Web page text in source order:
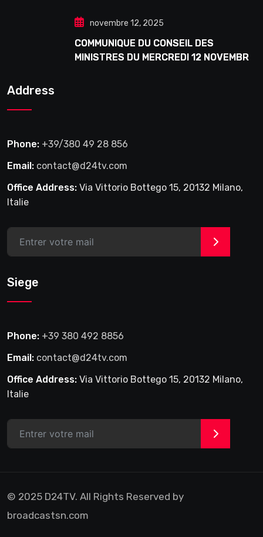
novembre 12, 2025
COMMUNIQUE DU CONSEIL DES
MINISTRES DU MERCREDI 12 NOVEMBRE
Address
Phone: +39/380 49 28 856
Email: contact@d24tv.com
Office Address: Via Vittorio Bottego 15, 20132 Milano,
Italie
>
Siege
Phone: +39 380 492 8856
Email: contact@d24tv.com
Office Address: Via Vittorio Bottego 15, 20132 Milano,
Italie
>
© 2025 D24TV. All Rights Reserved by
broadcastsn.com